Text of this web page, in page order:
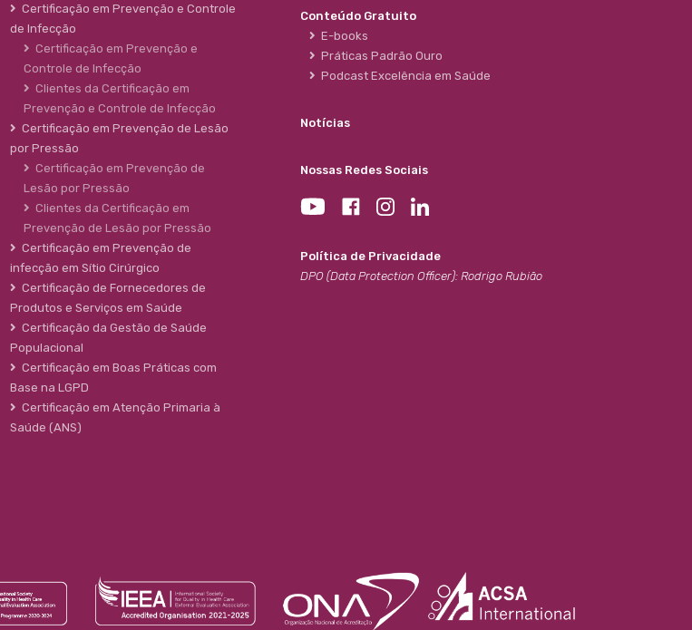
Certificação em Prevenção e Controle
de Infecção
Certificação em Prevenção e
Controle de Infecção
Clientes da Certificação em
Prevenção e Controle de Infecção
Certificação em Prevenção de Lesão
por Pressão
Certificação em Prevenção de
Lesão por Pressão
Clientes da Certificação em
Prevenção de Lesão por Pressão
Certificação em Prevenção de
infecção em Sítio Cirúrgico
Certificação de Fornecedores de
Produtos e Serviços em Saúde
Certificação da Gestão de Saúde
Populacional
Certificação em Boas Práticas com
Base na LGPD
Certificação em Atenção Primaria à
Saúde (ANS)
Conteúdo Gratuito
E-books
Práticas Padrão Ouro
Podcast Excelência em Saúde
Notícias
Nossas Redes Sociais
Política de Privacidade
DPO (Data Protection Officer): Rodrigo Rubião